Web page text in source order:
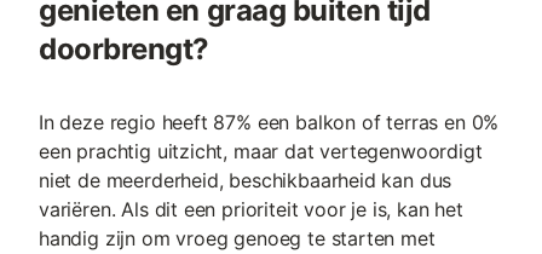
genieten en graag buiten tijd
doorbrengt?
In deze regio heeft 87% een balkon of terras en 0%
een prachtig uitzicht, maar dat vertegenwoordigt
niet de meerderheid, beschikbaarheid kan dus
variëren. Als dit een prioriteit voor je is, kan het
handig zijn om vroeg genoeg te starten met